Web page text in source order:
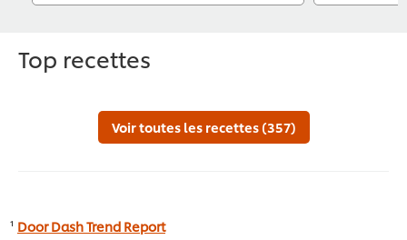
Top recettes
Voir toutes les recettes (357)
¹ Door Dash Trend Report